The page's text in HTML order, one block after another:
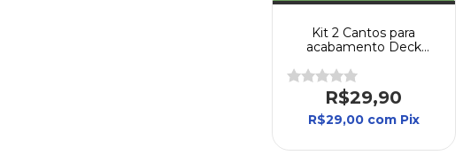
Kit 2 Cantos para
acabamento Deck
Borrachas
R$29,90
R$29,00 com Pix